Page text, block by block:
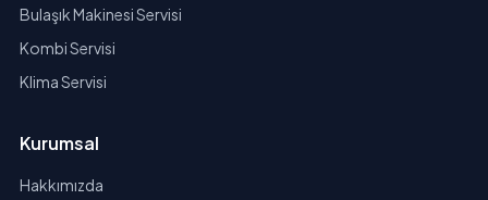
Bulaşık Makinesi Servisi
Kombi Servisi
Klima Servisi
Kurumsal
Hakkımızda